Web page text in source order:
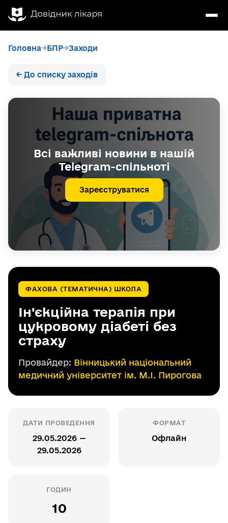
Головна БПР Заходи
← До списку заходів
Всі важливі новини в нашій
Telegram-спільноті
Зареєструватися
ФАХОВА (ТЕМАТИЧНА) ШКОЛА
Ін'єкційна терапія при
цукровому діабеті без
страху
Провайдер: Вінницький національний
медичний університет ім. М.І. Пирогова
ДАТИ ПРОВЕДЕННЯ
29.05.2026 —
29.05.2026
ФОРМАТ
Офлайн
ГОДИН
10